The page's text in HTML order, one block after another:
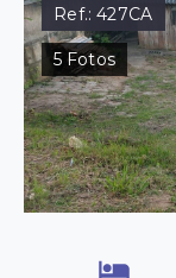
Ref.:427CA
5 Fotos